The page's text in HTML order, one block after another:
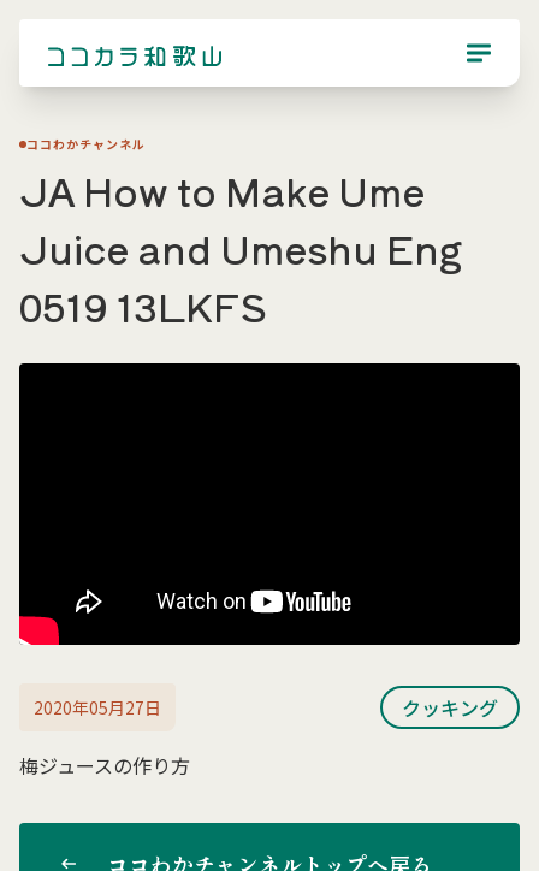
ココわかチャンネル
JA How to Make Ume
Juice and Umeshu Eng
0519 13LKFS
2020年05月27日
クッキング
梅ジュースの作り方
ココわかチャンネルトップへ戻る